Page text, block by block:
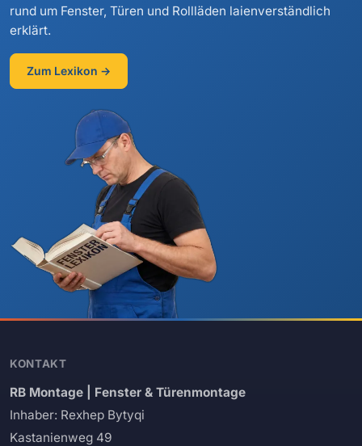
rund um Fenster, Türen und Rollläden laienverständlich
erklärt.
Zum Lexikon →
KONTAKT
RB Montage | Fenster & Türenmontage
Inhaber: Rexhep Bytyqi
Kastanienweg 49